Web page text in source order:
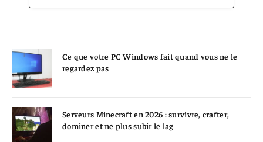
Ce que votre PC Windows fait quand vous ne le
regardez pas
Serveurs Minecraft en 2026 : survivre, crafter,
dominer et ne plus subir le lag